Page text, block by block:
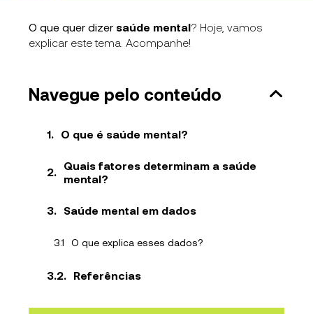
O que quer dizer saúde mental? Hoje, vamos
explicar este tema. Acompanhe!
Navegue pelo conteúdo
O que é saúde mental?
Quais fatores determinam a saúde
mental?
Saúde mental em dados
O que explica esses dados?
Referências